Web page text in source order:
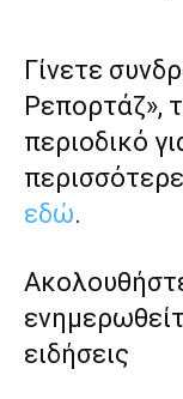
Γίνετε
Ρεπορτάζ»,
περιοδικό
εδώ.
ειδήσεις